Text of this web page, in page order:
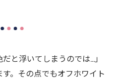
と浮いてしまうのでは…」
。その点でもオフホワイト